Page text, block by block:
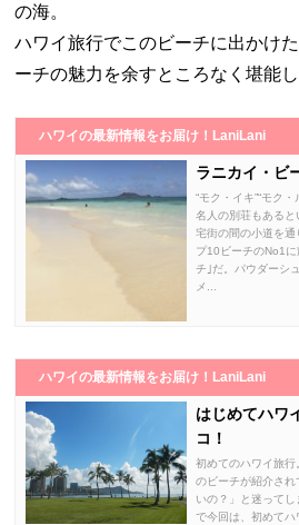
の海。
ハワイ旅行でこのビーチに出かけ
ーチの魅力を余すところなく堪能し
ハワイの最新情報をお届け！LaniLani
ラニカイ・ビ
“モク・イキ”“モク
名人の別荘もある
宅街の間の小道を通
プ10ビーチのNo1
チ｣だ。パウダーシ
メ...
ハワイの最新情報をお届け！LaniLani
はじめてハワ
コ！
初めてのハワイ旅行
のビーチが紹介され
いの？」と迷ってし
で今回は、初めて